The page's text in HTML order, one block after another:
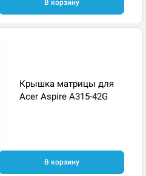
В корзину
Крышка матрицы для
Acer Aspire A315-42G
В корзину